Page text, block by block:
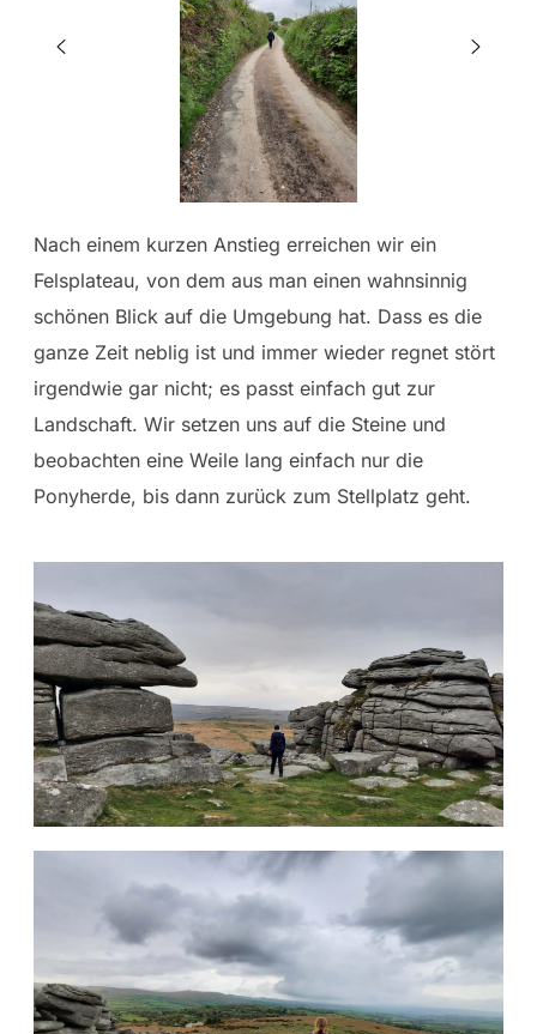
Nach einem kurzen Anstieg erreichen wir ein
Felsplateau, von dem aus man einen wahnsinnig
schönen Blick auf die Umgebung hat. Dass es die
ganze Zeit neblig ist und immer wieder regnet stört
irgendwie gar nicht; es passt einfach gut zur
Landschaft. Wir setzen uns auf die Steine und
beobachten eine Weile lang einfach nur die
Ponyherde, bis dann zurück zum Stellplatz geht.